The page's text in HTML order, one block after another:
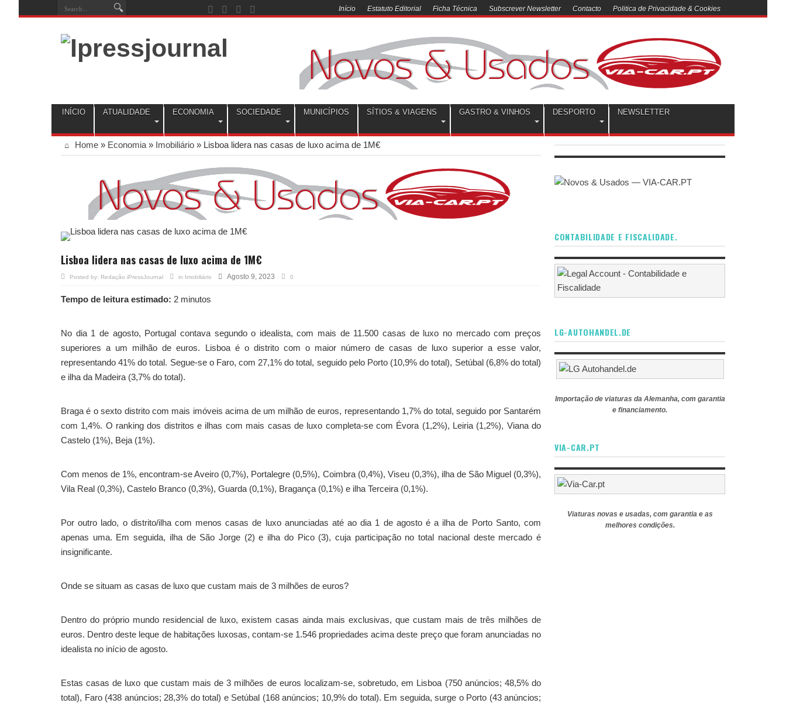
Início Estatuto Editorial Ficha Técnica Subscrever Newsletter Contacto Politica de Privacidade & Cookies
INÍCIO ATUALIDADE ECONOMIA SOCIEDADE MUNICÍPIOS SÍTIOS & VIAGENS GASTRO & VINHOS DESPORTO NEWSLETTER
Home » Economia » Imobiliário » Lisboa lidera nas casas de luxo acima de 1M€
Lisboa lidera nas casas de luxo acima de 1M€
Posted by: Redação iPressJournal in Imobiliário Agosto 9, 2023 0
Tempo de leitura estimado: 2 minutos
No dia 1 de agosto, Portugal contava segundo o idealista, com mais de 11.500 casas de luxo no mercado com preços
superiores a um milhão de euros. Lisboa é o distrito com o maior número de casas de luxo superior a esse valor,
representando 41% do total. Segue-se o Faro, com 27,1% do total, seguido pelo Porto (10,9% do total), Setúbal (6,8% do total)
e ilha da Madeira (3,7% do total).
Braga é o sexto distrito com mais imóveis acima de um milhão de euros, representando 1,7% do total, seguido por Santarém
com 1,4%. O ranking dos distritos e ilhas com mais casas de luxo completa-se com Évora (1,2%), Leiria (1,2%), Viana do
Castelo (1%), Beja (1%).
Com menos de 1%, encontram-se Aveiro (0,7%), Portalegre (0,5%), Coimbra (0,4%), Viseu (0,3%), ilha de São Miguel (0,3%),
Vila Real (0,3%), Castelo Branco (0,3%), Guarda (0,1%), Bragança (0,1%) e ilha Terceira (0,1%).
Por outro lado, o distrito/ilha com menos casas de luxo anunciadas até ao dia 1 de agosto é a ilha de Porto Santo, com
apenas uma. Em seguida, ilha de São Jorge (2) e ilha do Pico (3), cuja participação no total nacional deste mercado é
insignificante.
Onde se situam as casas de luxo que custam mais de 3 milhões de euros?
Dentro do próprio mundo residencial de luxo, existem casas ainda mais exclusivas, que custam mais de três milhões de
euros. Dentro deste leque de habitações luxosas, contam-se 1.546 propriedades acima deste preço que foram anunciadas no
idealista no início de agosto.
Estas casas de luxo que custam mais de 3 milhões de euros localizam-se, sobretudo, em Lisboa (750 anúncios; 48,5% do
total), Faro (438 anúncios; 28,3% do total) e Setúbal (168 anúncios; 10,9% do total). Em seguida, surge o Porto (43 anúncios;
CONTABILIDADE E FISCALIDADE.
LG-AUTOHANDEL.DE
Importação de viaturas da Alemanha, com garantia
e financiamento.
VIA-CAR.PT
Viaturas novas e usadas, com garantia e as
melhores condições.